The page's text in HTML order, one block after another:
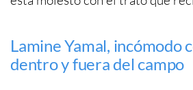
Lamine Yamal, incómodo
dentro y fuera del campo